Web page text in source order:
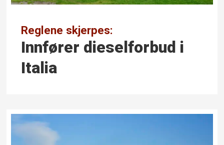
Reglene skjerpes:
Innfører diesel­forbud i
Italia